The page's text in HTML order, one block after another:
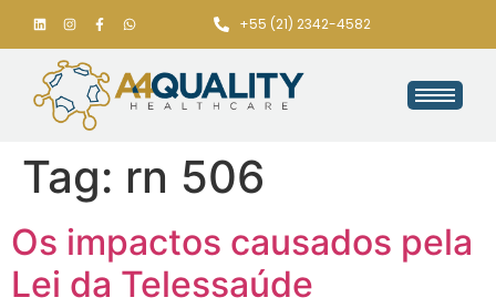
+55 (21) 2342-4582
Tag: rn 506
Os impactos causados pela
Lei da Telessaúde